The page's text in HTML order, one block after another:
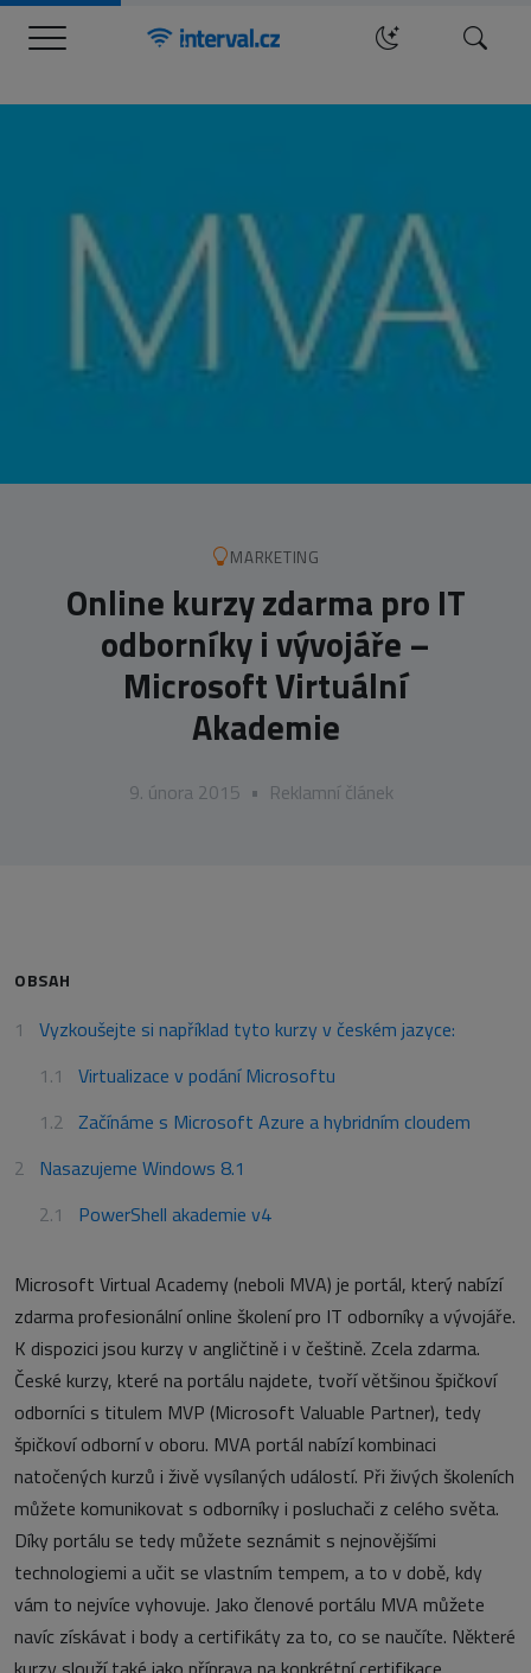
Menu Hledat
MARKETING
Online kurzy zdarma pro IT
odborníky i vývojáře –
Microsoft Virtuální
Akademie
9. února 2015 • Reklamní článek
OBSAH
Vyzkoušejte si například tyto kurzy v českém jazyce:
Virtualizace v podání Microsoftu
Začínáme s Microsoft Azure a hybridním cloudem
Nasazujeme Windows 8.1
PowerShell akademie v4
Microsoft Virtual Academy (neboli MVA) je portál, který nabízí
zdarma profesionální online školení pro IT odborníky a vývojáře.
K dispozici jsou kurzy v angličtině i v češtině. Zcela zdarma.
České kurzy, které na portálu najdete, tvoří většinou špičkoví
odborníci s titulem MVP (Microsoft Valuable Partner), tedy
špičkoví odborní v oboru. MVA portál nabízí kombinaci
natočených kurzů i živě vysílaných událostí. Při živých školeních
můžete komunikovat s odborníky i posluchači z celého světa.
Díky portálu se tedy můžete seznámit s nejnovějšími
technologiemi a učit se vlastním tempem, a to v době, kdy
vám to nejvíce vyhovuje. Jako členové portálu MVA můžete
navíc získávat i body a certifikáty za to, co se naučíte. Některé